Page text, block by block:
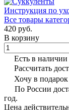
Инструкция по
Все товары
420 руб.
В корзину
Есть в наличии
Рассчитать
Хочу в подарок
По России
год.
Цена